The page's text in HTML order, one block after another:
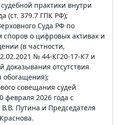
практики внутри
(ст. 379.7 ГПК РФ);
Суда РФ по
о цифровых активах и
(в частности,
№ 44-КГ20-17-К7 и
доказывания отсутствия
обогащения);
совещания судей
февраля 2026 года с
Путина и Председателя